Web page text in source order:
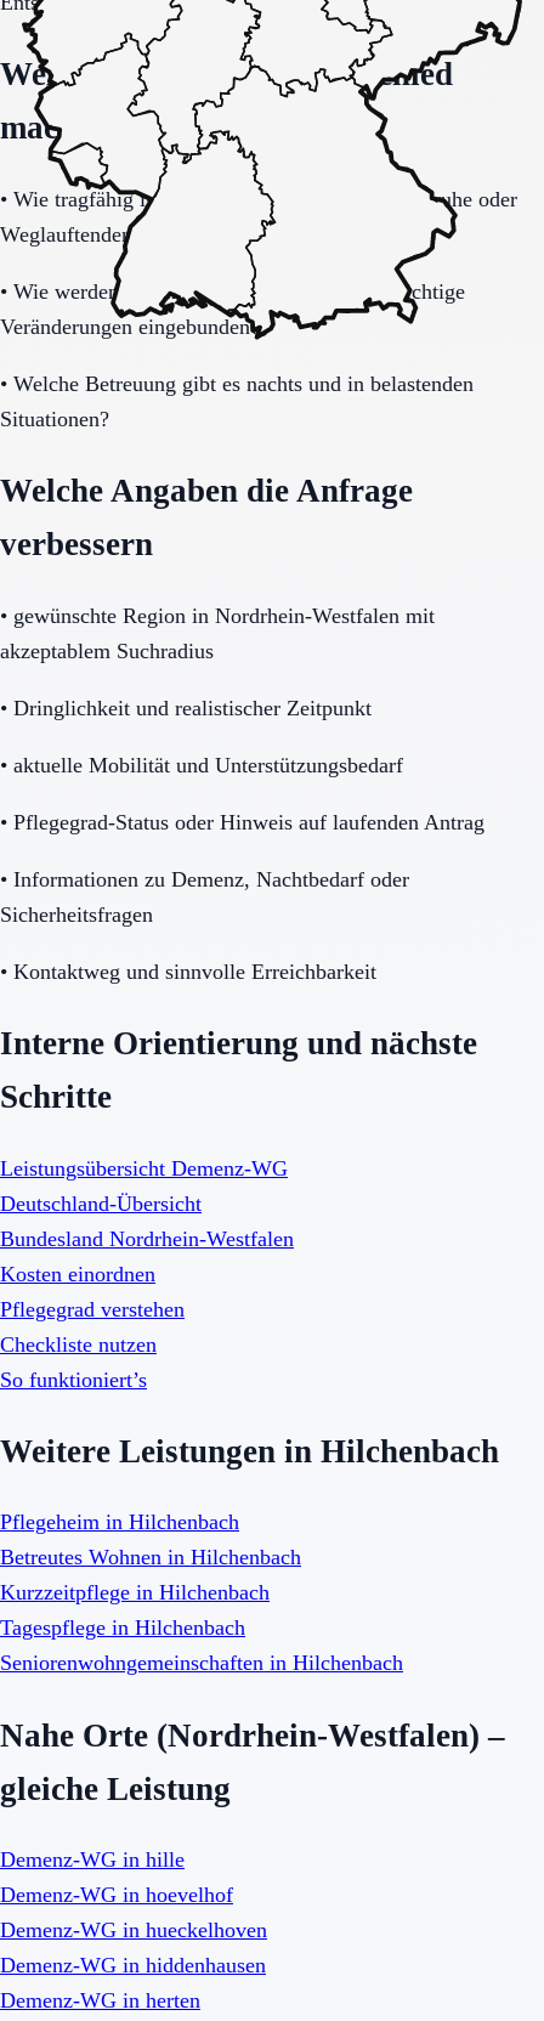
Welche Fragen den Unterschied
machen
• Wie tragfähig ist das Sicherheitskonzept bei Unruhe oder
Weglauftendenz?
• Wie werden Angehörige informiert und in wichtige
Veränderungen eingebunden?
• Welche Betreuung gibt es nachts und in belastenden
Situationen?
Welche Angaben die Anfrage
verbessern
• gewünschte Region in Nordrhein-Westfalen mit
akzeptablem Suchradius
• Dringlichkeit und realistischer Zeitpunkt
• aktuelle Mobilität und Unterstützungsbedarf
• Pflegegrad-Status oder Hinweis auf laufenden Antrag
• Informationen zu Demenz, Nachtbedarf oder
Sicherheitsfragen
• Kontaktweg und sinnvolle Erreichbarkeit
Interne Orientierung und nächste
Schritte
Leistungsübersicht Demenz-WG
Deutschland-Übersicht
Bundesland Nordrhein-Westfalen
Kosten einordnen
Pflegegrad verstehen
Checkliste nutzen
So funktioniert’s
Weitere Leistungen in Hilchenbach
Pflegeheim in Hilchenbach
Betreutes Wohnen in Hilchenbach
Kurzzeitpflege in Hilchenbach
Tagespflege in Hilchenbach
Seniorenwohngemeinschaften in Hilchenbach
Nahe Orte (Nordrhein-Westfalen) –
gleiche Leistung
Demenz-WG in hille
Demenz-WG in hoevelhof
Demenz-WG in hueckelhoven
Demenz-WG in hiddenhausen
Demenz-WG in herten